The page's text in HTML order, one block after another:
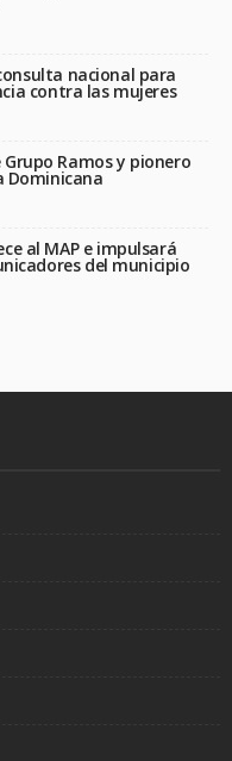
nacional para
contra las mujeres
Ramos y pionero
Dominicana
al MAP e impulsará
del municipio